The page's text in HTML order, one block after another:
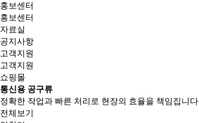
홍보센터
홍보센터
자료실
공지사항
고객지원
고객지원
쇼핑몰
통신용 공구류
정확한 작업과 빠른 처리로 현장의 효율을 책임집니다
전체보기